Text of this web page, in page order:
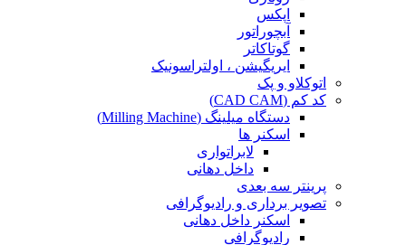
اپکس
آبچوراتور
گوتاکاتر
ایریگیشن ، اولتراسونیک
اتوکلاو و پک
کد کم (CAD CAM)
دستگاه میلینگ (Milling Machine)
اسکنر ها
لابراتواری
داخل دهانی
پرینتر سه بعدی
تصویر برداری و رادیوگرافی
اسکنر داخل دهانی
رادیوگرافی